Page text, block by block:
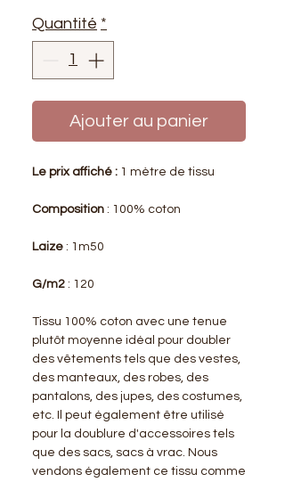
Quantité *
Ajouter au panier
Le prix affiché : 1 mètre de tissu
Composition : 100% coton
Laize : 1m50
G/m2 : 120
Tissu 100% coton avec une tenue
plutôt moyenne idéal pour doubler
des vêtements tels que des vestes,
des manteaux, des robes, des
pantalons, des jupes, des costumes,
etc. Il peut également être utilisé
pour la doublure d'accessoires tels
que des sacs, sacs à vrac. Nous
vendons également ce tissu comme